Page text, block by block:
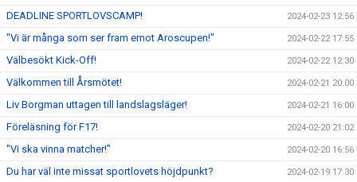
DEADLINE SPORTLOVSCAMP! 2024-02-23 12:56
"Vi är många som ser fram emot Aroscupen!" 2024-02-22 17:55
Välbesökt Kick-Off! 2024-02-22 12:30
Välkommen till Årsmötet! 2024-02-21 20:00
Liv Borgman uttagen till landslagsläger! 2024-02-21 16:00
Föreläsning för F17! 2024-02-20 21:02
"Vi ska vinna matcher!" 2024-02-20 16:56
Du har väl inte missat sportlovets höjdpunkt? 2024-02-19 17:30